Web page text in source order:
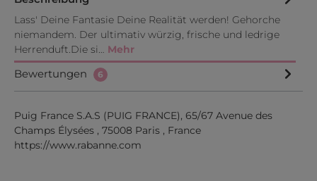
Lass' Deine Fantasie Deine Realität werden! Gehorche
niemandem. Der ultimativ würzig, frische und ledrige
Herrenduft.Die si… Mehr
Bewertungen
6
Puig France S.A.S (PUIG FRANCE), 65/67 Avenue des
Champs Élysées , 75008 Paris , France
https://www.rabanne.com